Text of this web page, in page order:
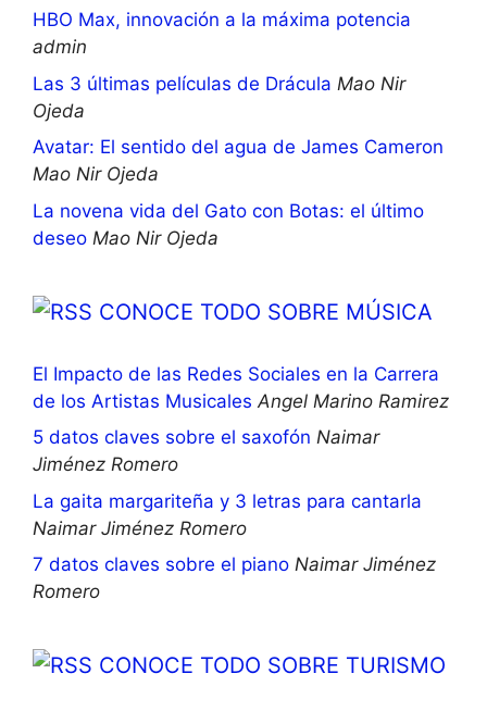
HBO Max, innovación a la máxima potencia
admin
Las 3 últimas películas de Drácula Mao Nir
Ojeda
Avatar: El sentido del agua de James Cameron
Mao Nir Ojeda
La novena vida del Gato con Botas: el último
deseo Mao Nir Ojeda
CONOCE TODO SOBRE MÚSICA
El Impacto de las Redes Sociales en la Carrera
de los Artistas Musicales Angel Marino Ramirez
5 datos claves sobre el saxofón Naimar
Jiménez Romero
La gaita margariteña y 3 letras para cantarla
Naimar Jiménez Romero
7 datos claves sobre el piano Naimar Jiménez
Romero
CONOCE TODO SOBRE TURISMO